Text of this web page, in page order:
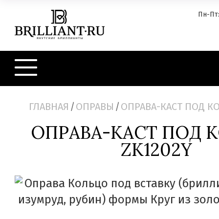
Пн-
ГЛАВНАЯ / ОПРАВЫ / ОПРАВА-КАСТ ПОД
ОПРАВА-КАСТ ПОД
ZK1202Y